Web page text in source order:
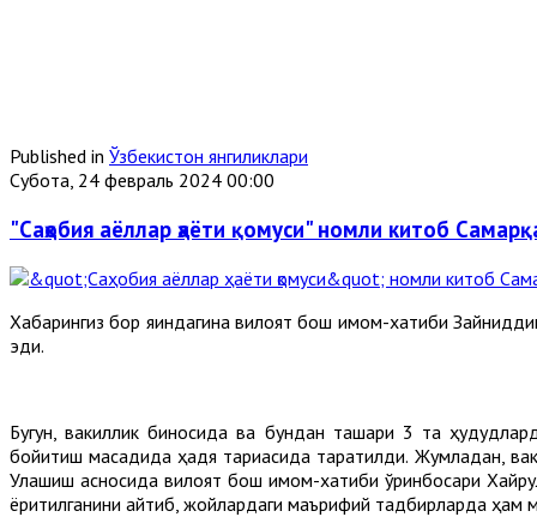
Published in Ўзбекистон янгиликлари
Субота, 24 февраль 2024 00:00
"Саҳобия аёллар ҳаёти қомуси" номли китоб
Хабарингиз бор яқиндагина вилоят бош имом-хатиби
эди.
Бугун, вакиллик биносида ва бундан ташқари 3 та
бойитиш мақсадида ҳадя тариқасида тарқатилди. Жумладан,
Улашиш асносида вилоят бош имом-хатиби ўринбосари
ёритилганини айтиб, жойлардаги маърифий тадбирларда ҳам